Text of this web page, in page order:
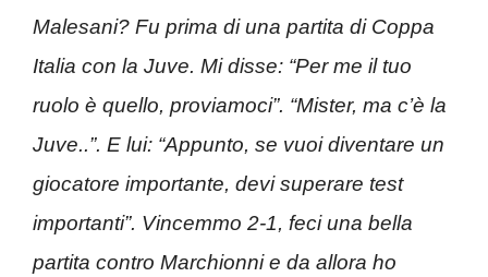
Malesani? Fu prima di una partita di Coppa
Italia con la Juve. Mi disse: “Per me il tuo
ruolo è quello, proviamoci”. “Mister, ma c’è la
Juve..”. E lui: “Appunto, se vuoi diventare un
giocatore importante, devi superare test
importanti”. Vincemmo 2-1, feci una bella
partita contro Marchionni e da allora ho